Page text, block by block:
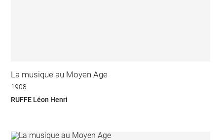
La musique au Moyen Age
1908
RUFFE Léon Henri